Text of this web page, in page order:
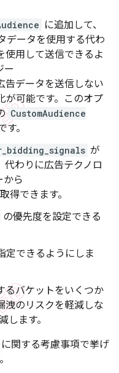
に追加して、
データを使用する代わ
使用して送信できるよ
ー
告データを送信しない
が可能です。このオプ
CustomAudience
。
が
代わりに広告テクノロ
から
得できます。
の優先度を設定できる
定できるようにしま
るバケットをいくつか
洩のリスクを軽減しな
します。
関する考慮事項で挙げ